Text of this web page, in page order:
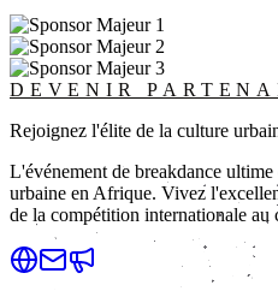
DEVENIR
Rejoignez l'élite de la culture
L'événement de breakdance
urbaine en Afrique. Vivez
de la compétition internationale